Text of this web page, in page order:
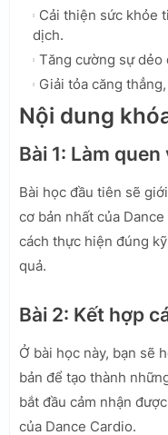
Cải thiện sức khỏe
dịch.
Tăng cường sự dẻo
Giải tỏa căng
Nội dung
Bài 1: Làm
Bài học đầu tiên sẽ
cơ bản nhất của
cách thực hiện đúng
quả.
Bài 2: Kết hợp
Ở bài học này, bạn sẽ
bản để tạo thành
bắt đầu cảm nhận
của Dance Cardio.